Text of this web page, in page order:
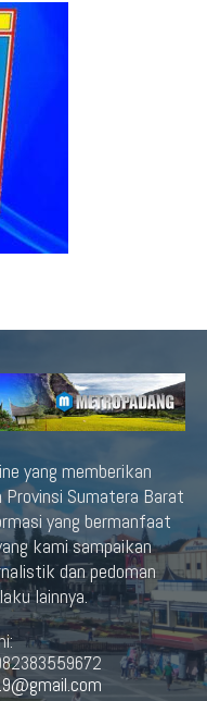
yang memberikan
Sumatera Barat
yang bermanfaat
kami sampaikan
dan pedoman
lainnya.